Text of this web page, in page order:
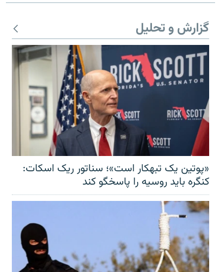
گزارش و تحلیل
«پوتین یک تبهکار است»؛ سناتور ریک اسکات:
کنگره باید روسیه را پاسخگو کند